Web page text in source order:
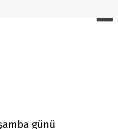
günü